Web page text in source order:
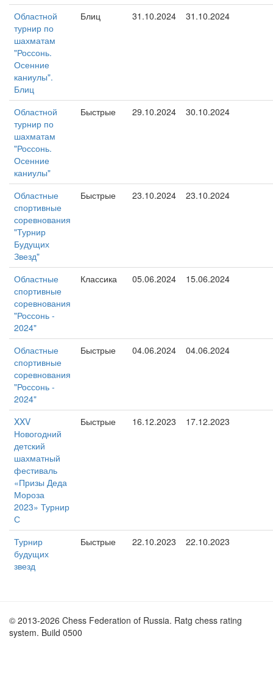
Областной
турнир по
шахматам
"Россонь.
Осенние
каниулы".
Блиц
Блиц 31.10.2024 31.10.2024
Областной
турнир по
шахматам
"Россонь.
Осенние
каниулы"
Быстрые 29.10.2024 30.10.2024
Областные
спортивные
соревнования
"Турнир
Будущих
Звезд"
Быстрые 23.10.2024 23.10.2024
Областные
спортивные
соревнования
"Россонь -
2024"
Классика 05.06.2024 15.06.2024
Областные
спортивные
соревнования
"Россонь -
2024"
Быстрые 04.06.2024 04.06.2024
XXV
Новогодний
детский
шахматный
фестиваль
«Призы Деда
Мороза
2023» Турнир
С
Быстрые 16.12.2023 17.12.2023
Турнир
будущих
звезд
Быстрые 22.10.2023 22.10.2023
© 2013-2026 Chess Federation of Russia. Ratg chess rating
system. Build 0500